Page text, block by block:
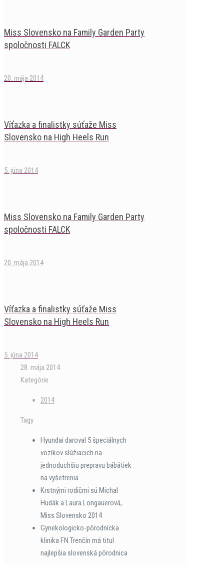
Miss Slovensko na Family Garden Party
spoločnosti FALCK
20. mája 2014
Víťazka a finalistky súťaže Miss
Slovensko na High Heels Run
5. júna 2014
Miss Slovensko na Family Garden Party
spoločnosti FALCK
20. mája 2014
Víťazka a finalistky súťaže Miss
Slovensko na High Heels Run
5. júna 2014
28. mája 2014
Kategórie
2014
Tagy
Hyundai daroval 5 špeciálnych
vozíkov slúžiacich na
jednoduchšiu prepravu bábätiek
na vyšetrenia
Krstnými rodičmi sú Michal
Hudák a Laura Longauerová,
Miss Slovensko 2014
Gynekologicko-pôrodnícka
klinika FN Trenčín má titul
najlepšia slovenská pôrodnica